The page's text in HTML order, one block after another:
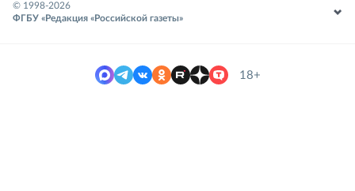
© 1998-2026
ФГБУ «Редакция «Российской газеты»
18+